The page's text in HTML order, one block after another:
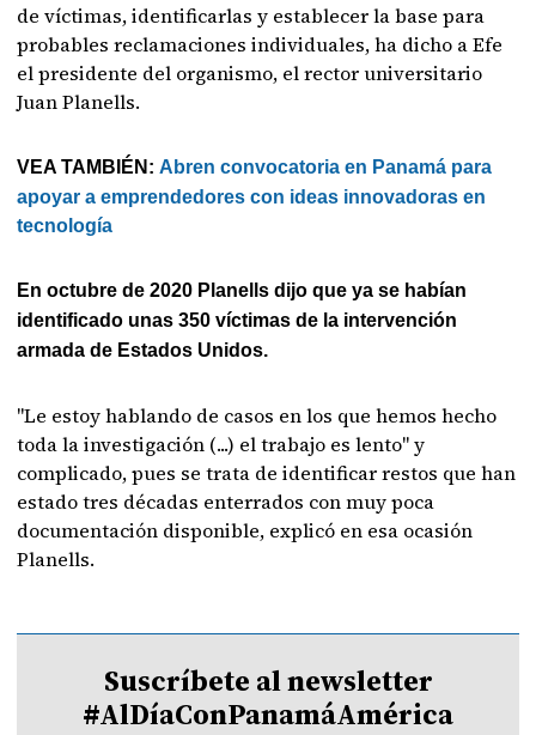
de víctimas, identificarlas y establecer la base para
probables reclamaciones individuales, ha dicho a Efe
el presidente del organismo, el rector universitario
Juan Planells.
VEA TAMBIÉN:Abren convocatoria en Panamá para
apoyar a emprendedores con ideas innovadoras en
tecnología
En octubre de 2020 Planells dijo que ya se habían
identificado unas 350 víctimas de la intervención
armada de Estados Unidos.
"Le estoy hablando de casos en los que hemos hecho
toda la investigación (...) el trabajo es lento" y
complicado, pues se trata de identificar restos que han
estado tres décadas enterrados con muy poca
documentación disponible, explicó en esa ocasión
Planells.
Suscríbete al newsletter
#AlDíaConPanamáAmérica